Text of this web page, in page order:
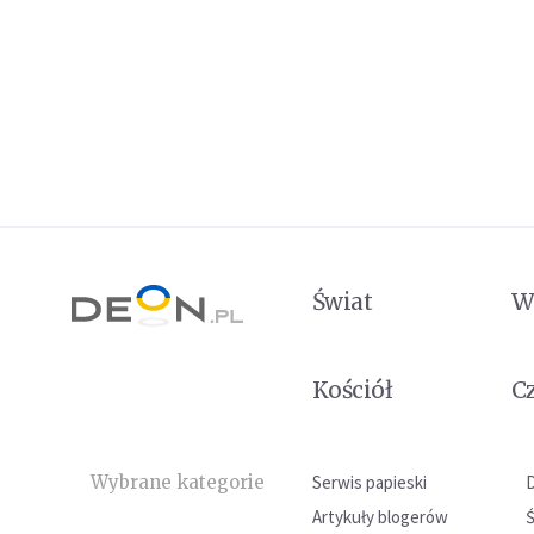
Świat
Kościół
Wybrane kategorie Serwis papieski
Artykuły blogerów